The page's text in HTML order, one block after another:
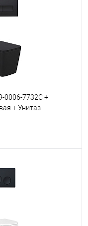
наличии
0006-7732C +
+ Унитаз
наличии